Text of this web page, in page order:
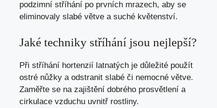
podzimní stříhání po prvních mrazech, aby se
eliminovaly slabé větve a suché květenství.
Jaké techniky stříhání jsou nejlepší?
Při stříhání hortenzií latnatých je důležité použít
ostré nůžky a odstranit slabé či nemocné větve.
Zaměřte se na zajištění dobrého prosvětlení a
cirkulace vzduchu uvnitř rostliny.